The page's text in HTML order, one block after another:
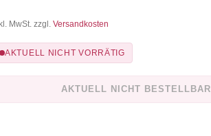
MwSt. zzgl. Versandkosten
AKTUELL NICHT VORRÄTIG
AKTUELL NICHT BESTELLBAR